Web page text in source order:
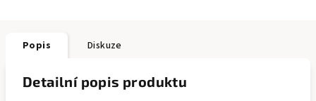
Popis Diskuze
Detailní popis produktu